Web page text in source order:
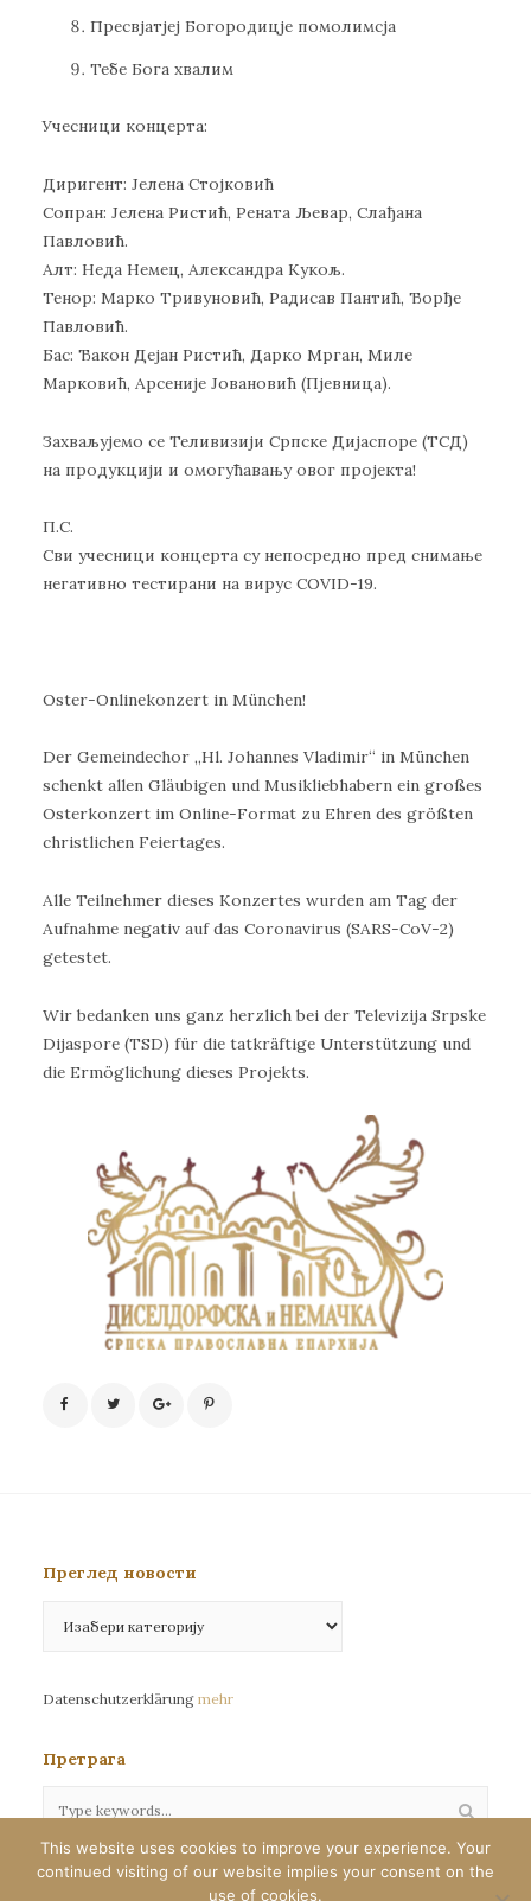
Пресвјатјеј Богородицје помолимсја
Тебе Бога хвалим
Учесници концерта:
Диригент: Јелена Стојковић
Сопран: Јелена Ристић, Рената Љевар, Слађана
Павловић.
Алт: Неда Немец, Александра Кукољ.
Тенор: Марко Тривуновић, Радисав Пантић, Ђорђе
Павловић.
Бас: Ђакон Дејан Ристић, Дарко Мрган, Миле
Марковић, Арсеније Јовановић (Пјевница).
Захваљујемо се Теливизији Српске Дијаспоре (ТСД)
на продукцији и омoгућавању овог пројекта!
П.С.
Сви учесници концерта су непосредно пред снимање
негативно тестирани на вирус COVID-19.
Oster-Onlinekonzert in München!
Der Gemeindechor „Hl. Johannes Vladimir“ in München
schenkt allen Gläubigen und Musikliebhabern ein großes
Osterkonzert im Online-Format zu Ehren des größten
christlichen Feiertages.
Alle Teilnehmer dieses Konzertes wurden am Tag der
Aufnahme negativ auf das Coronavirus (SARS-CoV-2)
getestet.
Wir bedanken uns ganz herzlich bei der Televizija Srpske
Dijaspore (TSD) für die tatkräftige Unterstützung und
die Ermöglichung dieses Projekts.
Преглед новости
новости
Datenschutzerklärung mehr
Претрага
Сва права задржана©eparhija-nemacka.com
This website uses cookies to improve your experience. Your
continued visiting of our website implies your consent on the
use of cookies.